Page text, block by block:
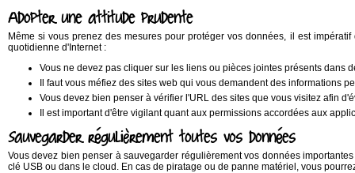
Adopter une attitude prudente
Même si vous prenez des mesures pour protéger vos données, il est
quotidienne d'Internet :
Vous ne devez pas cliquer sur les liens ou pièces jointes présents dans
Il faut vous méfiez des sites web qui vous demandent des informations
Vous devez bien penser à vérifier l'URL des sites que vous visitez afin
Il est important d'être vigilant quant aux permissions accordées aux
Sauvegarder régulièrement toutes vos données
Vous devez bien penser à sauvegarder régulièrement vos données
clé USB ou dans le cloud. En cas de piratage ou de panne matériel, vous